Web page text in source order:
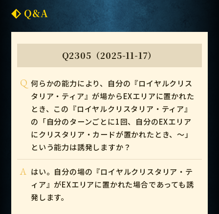
Q&A
Q2305（2025-11-17）
Q 何らかの能力により、自分の『ロイヤルクリス
タリア・ティア』が場からEXエリアに置かれた
とき、この『ロイヤルクリスタリア・ティア』
の「自分のターンごとに1回、自分のEXエリア
にクリスタリア・カードが置かれたとき、～」
という能力は誘発しますか？
A はい。自分の場の『ロイヤルクリスタリア・テ
ィア』がEXエリアに置かれた場合であっても誘
発します。